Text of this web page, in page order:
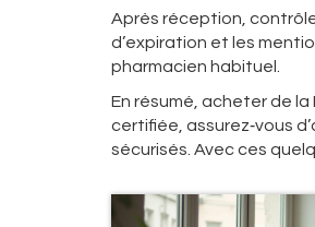
Après réception,
d’expiration et les
pharmacien habituel.
En résumé, acheter de
certifiée, assurez‑vous
sécurisés. Avec ces